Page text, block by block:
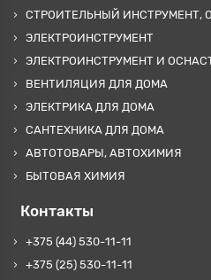
СТРОИТЕЛЬНЫЙ ИНСТРУМЕНТ,
ЭЛЕКТРОИНСТРУМЕНТ
ЭЛЕКТРОИНСТРУМЕНТ И
ВЕНТИЛЯЦИЯ ДЛЯ ДОМА
ЭЛЕКТРИКА ДЛЯ ДОМА
САНТЕХНИКА ДЛЯ ДОМА
АВТОТОВАРЫ, АВТОХИМИЯ
БЫТОВАЯ ХИМИЯ
Контакты
+375 (44) 530-11-11
+375 (25) 530-11-11